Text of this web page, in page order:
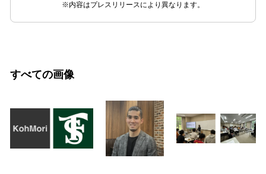
※内容はプレスリリースにより異なります。
すべての画像